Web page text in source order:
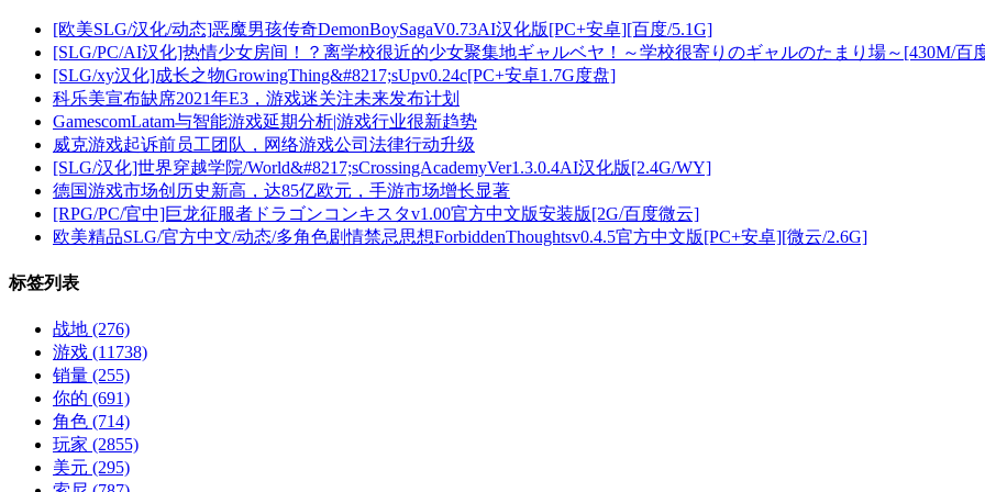
[欧美SLG/汉化/动态]恶魔男孩传奇DemonBoySagaV0.73AI汉化版[PC+安卓][百度/5.1G]
[SLG/PC/AI汉化]热情少女房间！？离学校很近的少女聚集地ギャルベヤ！～学校很寄りのギャルのたまり場～[430M/百
[SLG/xy汉化]成长之物GrowingThing&#8217;sUpv0.24c[PC+安卓1.7G度盘]
科乐美宣布缺席2021年E3，游戏迷关注未来发布计划
GamescomLatam与智能游戏延期分析|游戏行业很新趋势
威克游戏起诉前员工团队，网络游戏公司法律行动升级
[SLG/汉化]世界穿越学院/World&#8217;sCrossingAcademyVer1.3.0.4AI汉化版[2.4G/WY]
德国游戏市场创历史新高，达85亿欧元，手游市场增长显著
[RPG/PC/官中]巨龙征服者ドラゴンコンキスタv1.00官方中文版安装版[2G/百度微云]
欧美精品SLG/官方中文/动态/多角色剧情禁忌思想ForbiddenThoughtsv0.4.5官方中文版[PC+安卓][微云/2.6G]
标签列表
战地 (276)
游戏 (11738)
销量 (255)
你的 (691)
角色 (714)
玩家 (2855)
美元 (295)